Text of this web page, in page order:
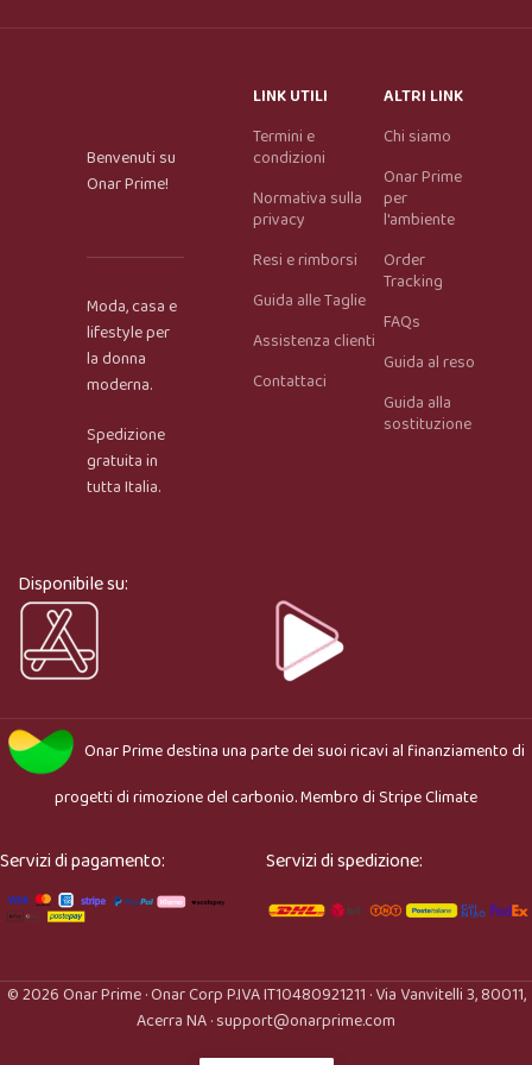
Onar AI Assistant
Benvenuti su
Onar Prime!
Moda, casa e
lifestyle per
la donna
moderna.
Spedizione
gratuita in
tutta Italia.
LINK UTILI
Termini e
condizioni
Normativa sulla
privacy
Resi e rimborsi
Guida alle Taglie
Assistenza clienti
Contattaci
ALTRI LINK
Chi siamo
Onar Prime
per
l'ambiente
Order
Tracking
FAQs
Guida al reso
Guida alla
sostituzione
Disponibile su:
Onar Primedestina una parte dei suoi ricavi al finanziamento di
progetti di rimozione del carbonio. Membro diStripe Climate
Servizi di pagamento: Servizi di spedizione:
© 2026 Onar Prime · Onar Corp P.IVA IT10480921211 · Via Vanvitelli 3, 80011,
Acerra NA · support@onarprime.com